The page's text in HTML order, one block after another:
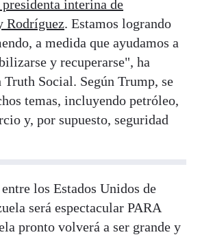
interina de
Rodríguez. Estamos logrando
a medida que ayudamos a
y recuperarse", ha
Social. Según Trump, se
temas, incluyendo petróleo,
y, por supuesto, seguridad
los Estados Unidos de
será espectacular PARA
pronto volverá a ser grande y